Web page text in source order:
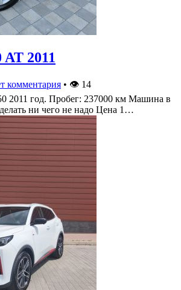
2011
комментария • 👁 14
2011 год. Пробег: 237000 км Машина в
ни чего не надо Цена 1…